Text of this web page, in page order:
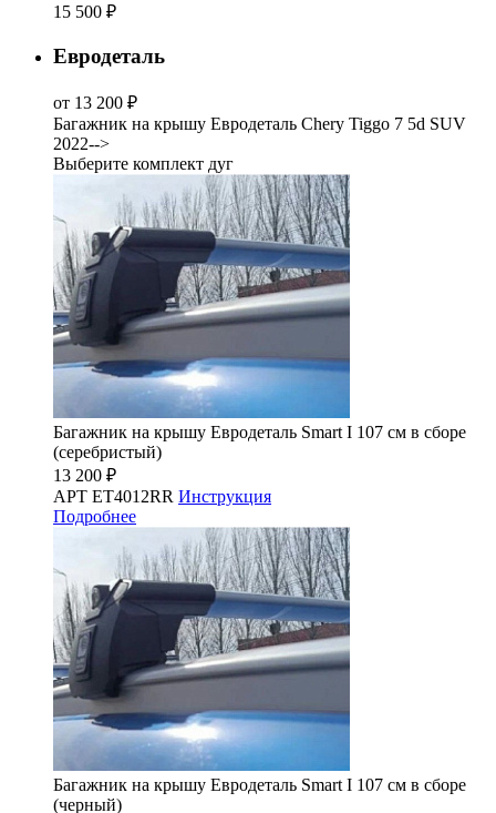
15 500 ₽
Евродеталь
от 13 200 ₽
Багажник на крышу Евродеталь Chery Tiggo 7 5d SUV
2022-->
Выберите комплект дуг
Багажник на крышу Евродеталь Smart I 107 см в сборе
(серебристый)
13 200 ₽
АРТ ET4012RR Инструкция
Подробнее
Багажник на крышу Евродеталь Smart I 107 см в сборе
(черный)